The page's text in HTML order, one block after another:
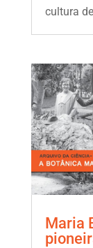
cultura
Maria